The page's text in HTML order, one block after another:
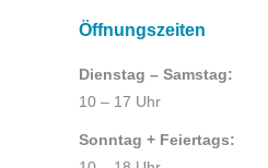
Öffnungszeiten
Dienstag – Samstag:
10 – 17 Uhr
Sonntag + Feiertags: